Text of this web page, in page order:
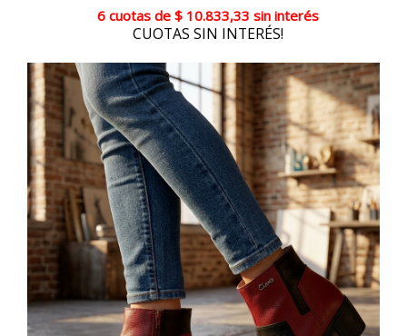
6 cuotas de $ 10.833,33 sin interés
CUOTAS SIN INTERÉS!